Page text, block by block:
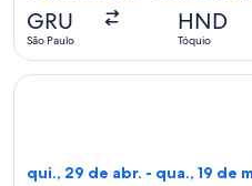
GRU
São Paulo
HND
Tóquio
qui., 29 de abr. - qua., 19 de
Selecionar o voo da LATAM